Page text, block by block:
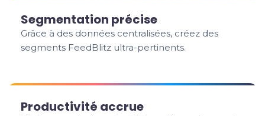
Segmentation précise
Grâce à des données centralisées, créez des
segments FeedBlitz ultra-pertinents.
Productivité accrue